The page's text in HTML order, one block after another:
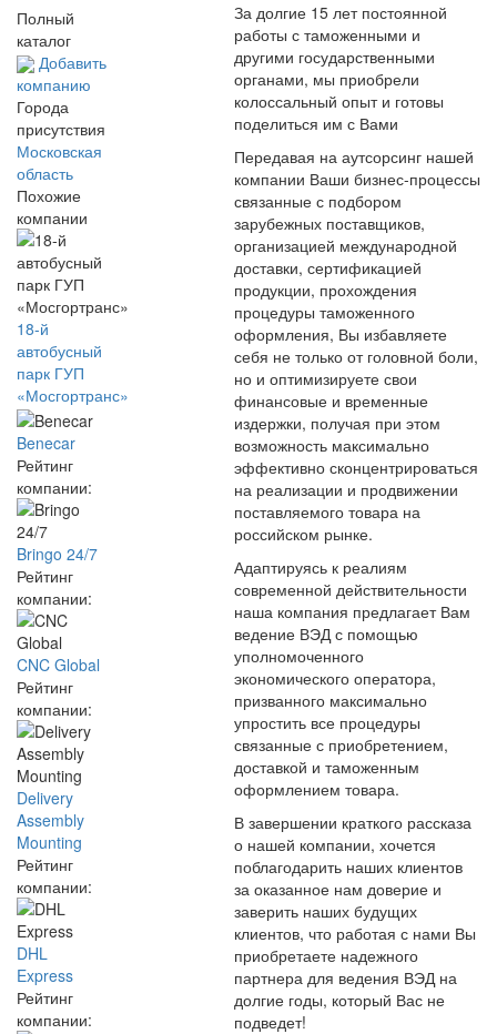
Полный
каталог
Добавить
компанию
Города
присутствия
Московская
область
Похожие
компании
18-й
автобусный
парк ГУП
«Мосгортранс»
Benecar
Рейтинг
компании:
Bringo 24/7
Рейтинг
компании:
CNC Global
Рейтинг
компании:
Delivery
Assembly
Mounting
Рейтинг
компании:
DHL
Express
Рейтинг
компании:
За долгие 15 лет постоянной
работы с таможенными и
другими государственными
органами, мы приобрели
колоссальный опыт и готовы
поделиться им с Вами
Передавая на аутсорсинг нашей
компании Ваши бизнес-процессы
связанные с подбором
зарубежных поставщиков,
организацией международной
доставки, сертификацией
продукции, прохождения
процедуры таможенного
оформления, Вы избавляете
себя не только от головной боли,
но и оптимизируете свои
финансовые и временные
издержки, получая при этом
возможность максимально
эффективно сконцентрироваться
на реализации и продвижении
поставляемого товара на
российском рынке.
Адаптируясь к реалиям
современной действительности
наша компания предлагает Вам
ведение ВЭД с помощью
уполномоченного
экономического оператора,
призванного максимально
упростить все процедуры
связанные с приобретением,
доставкой и таможенным
оформлением товара.
В завершении краткого рассказа
о нашей компании, хочется
поблагодарить наших клиентов
за оказанное нам доверие и
заверить наших будущих
клиентов, что работая с нами Вы
приобретаете надежного
партнера для ведения ВЭД на
долгие годы, который Вас не
подведет!